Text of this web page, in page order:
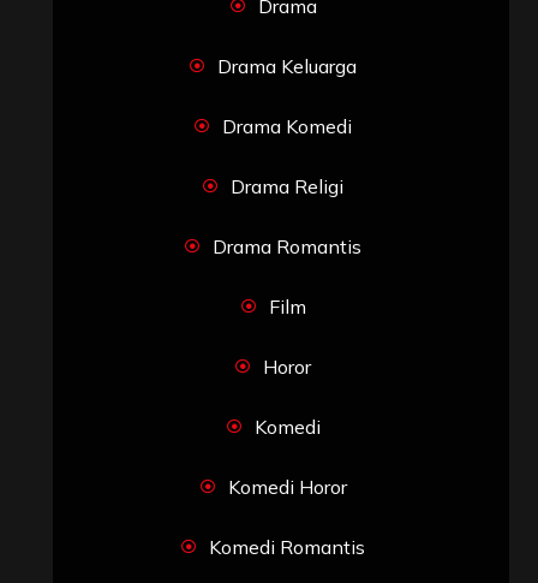
Drama
Drama Keluarga
Drama Komedi
Drama Religi
Drama Romantis
Film
Horor
Komedi
Komedi Horor
Komedi Romantis